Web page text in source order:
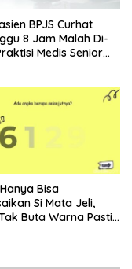
BPJS Curhat
8 Jam Malah Di-
Medis Senior
Bisa
Si Mata Jeli,
Buta Warna Pasti